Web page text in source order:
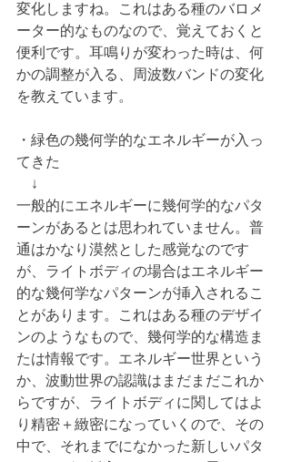
変化しますね。これはある種のバロメ
ーター的なものなので、覚えておくと
便利です。耳鳴りが変わった時は、何
かの調整が入る、周波数バンドの変化
を教えています。
・緑色の幾何学的なエネルギーが入っ
てきた
↓
一般的にエネルギーに幾何学的なパタ
ーンがあるとは思われていません。普
通はかなり漠然とした感覚なのです
が、ライトボディの場合はエネルギー
的な幾何学なパターンが挿入されるこ
とがあります。これはある種のデザイ
ンのようなもので、幾何学的な構造ま
たは情報です。エネルギー世界という
か、波動世界の認識はまだまだこれか
らですが、ライトボディに関してはよ
り精密＋緻密になっていくので、その
中で、それまでになかった新しいパタ